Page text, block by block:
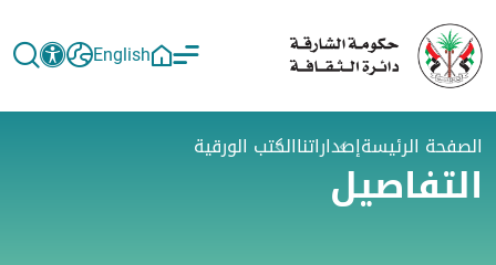
English
الصفحة الرئيسةإصداراتناالكتب الورقية
التفاصيل